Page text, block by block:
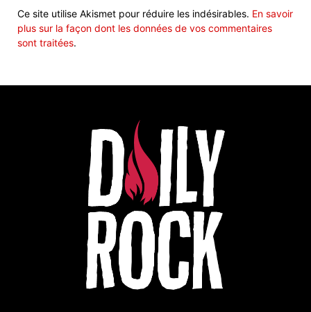
Ce site utilise Akismet pour réduire les indésirables. En savoir
plus sur la façon dont les données de vos commentaires
sont traitées.